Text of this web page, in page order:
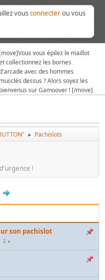
vousconnecterou vous
[move]Vous vous épilez le maillot
collectionnez les bornes
avec des hommes
musclés dessus ? Alors soyez les
bienvenus sur Gamoover ! [/move]
► Pachislots
!
son pachislot
2